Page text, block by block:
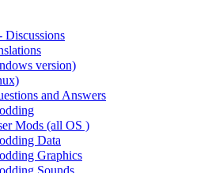
version)
and Answers
Mods (all OS )
Data
Graphics
Sounds